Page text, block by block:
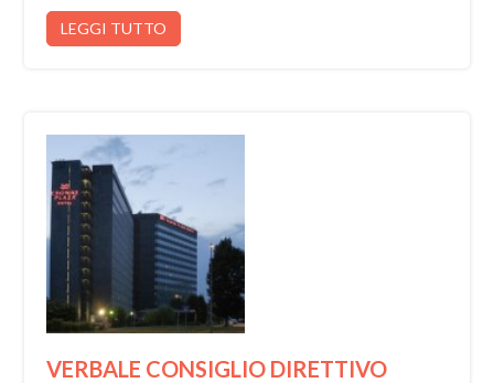
LEGGI TUTTO
VERBALE CONSIGLIO DIRETTIVO